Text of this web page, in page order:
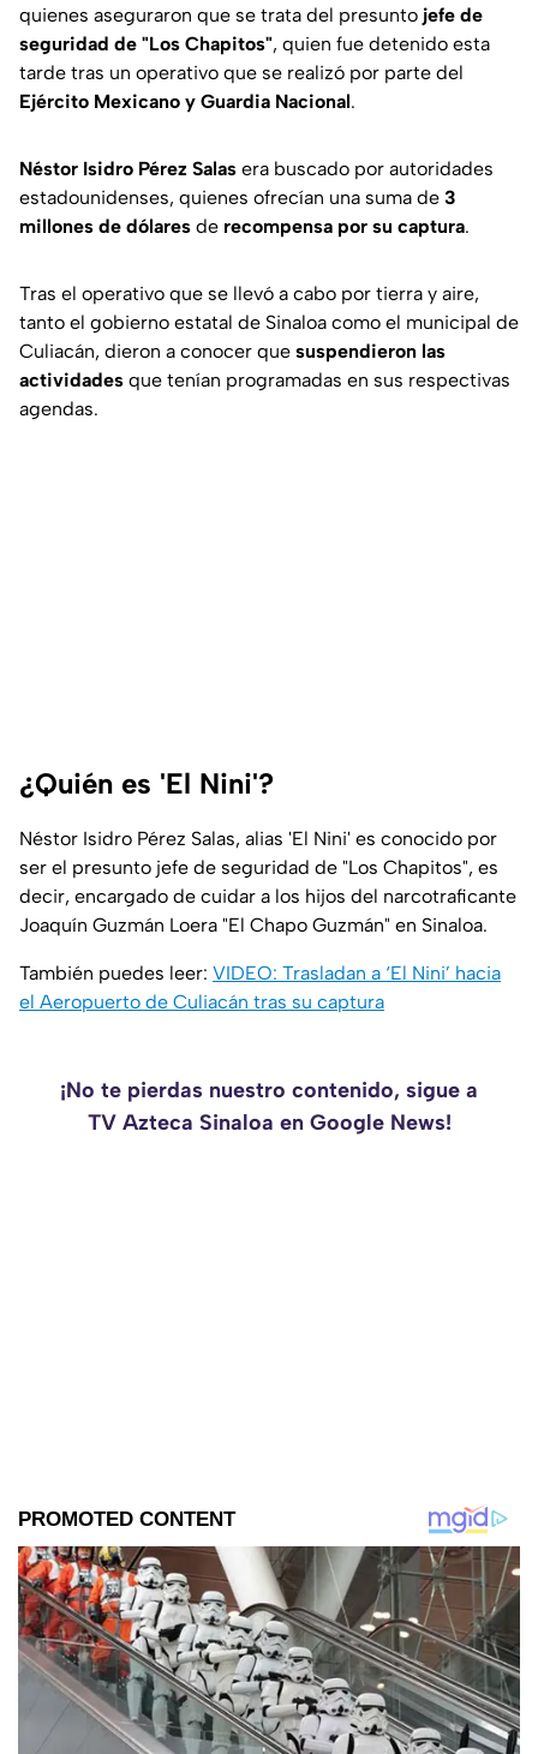
quienes aseguraron que se trata del presunto jefe de
seguridad de "Los Chapitos", quien fue detenido esta
tarde tras un operativo que se realizó por parte del
Ejército Mexicano y Guardia Nacional.
Néstor Isidro Pérez Salas era buscado por autoridades
estadounidenses, quienes ofrecían una suma de 3
millones de dólares de recompensa por su captura.
Tras el operativo que se llevó a cabo por tierra y aire,
tanto el gobierno estatal de Sinaloa como el municipal de
Culiacán, dieron a conocer que suspendieron las
actividades que tenían programadas en sus respectivas
agendas.
¿Quién es 'El Nini'?
Néstor Isidro Pérez Salas, alias 'El Nini' es conocido por
ser el presunto jefe de seguridad de "Los Chapitos", es
decir, encargado de cuidar a los hijos del narcotraficante
Joaquín Guzmán Loera "El Chapo Guzmán" en Sinaloa.
También puedes leer: VIDEO: Trasladan a ‘El Nini’ hacia
el Aeropuerto de Culiacán tras su captura
¡No te pierdas nuestro contenido, sigue a
TV Azteca Sinaloa en Google News!